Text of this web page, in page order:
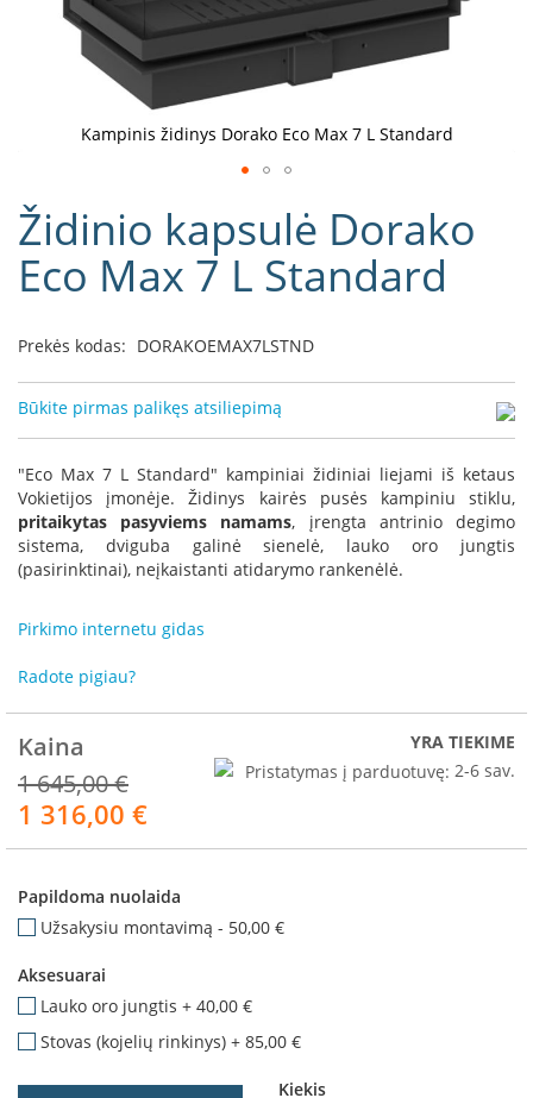
i
n
e
a
f
r
o
m
e
R
o
t
p
p
r
m
n
v
i
c
a
Židinio kapsulė Dorako
Eco Max 7 L Standard
Prekės kodas: DORAKOEMAX7LSTND
Būkite pirmas palikęs atsiliepimą
"Eco Max 7 L Standard" kampiniai židiniai liejami iš ketaus
Vokietijos įmonėje. Židinys kairės pusės kampiniu stiklu,
pritaikytas pasyviems namams, įrengta antrinio degimo
sistema, dviguba galinė sienelė, lauko oro jungtis
(pasirinktinai), neįkaistanti atidarymo rankenėlė.
Pirkimo internetu gidas
Radote pigiau?
Kaina
1 645,00 €
Akcija
1 316,00 €
YRA TIEKIME
Pristatymas į parduotuvę: 2-6 sav.
Papildoma nuolaida
Užsakysiu montavimą - 50,00 €
Aksesuarai
Lauko oro jungtis + 40,00 €
Stovas (kojelių rinkinys) + 85,00 €
Kiekis
Kampinis židinys Dorako Eco Max 7 L Standard
į
galerijos
paradžią